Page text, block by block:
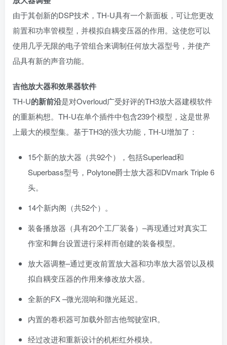
由于其创新的DSP技术，TH-U具有一个新面板，可让您更改
前置和功率管模型，并模拟自耦变压器的作用。这使您可以
使用几乎无限的电子管组合来调制任何放大器型号，并使产
品具有新的声音功能。
吉他放大器和效果器软件
TH-U的新前沿是对Overloud广受好评的TH3放大器建模软件
的重新构想。TH-U在单个插件中包含239个模型，这是世界
上最大的模型集。基于TH3的强大功能，TH-U增加了：
15个新的放大器（共92个），包括Superlead和
Superbass型号，Polytone爵士放大器和DVmark Triple 6
头。
14个新内阁（共52个）。
装备播放器（具有20个工厂装备）–再现通过对真实工
作室和舞台设置进行采样而创建的装备模型。
放大器调整–通过更改前置放大器和功率放大器管以及模
拟自耦变压器的作用来修改放大器。
全新的FX –微光混响和微光延迟。
内置的卷积器可加载外部吉他驾驶室IR。
经过改进和重新设计的机柜红外模块。